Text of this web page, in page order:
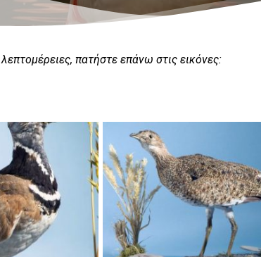
πατήστε επάνω στις εικόνες: